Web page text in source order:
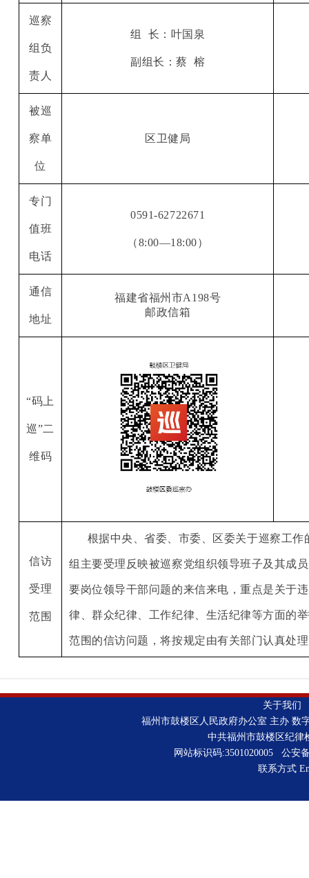
巡察
组负
责人
组 长：叶国泉
副组长：蔡 榕
被巡
察单
位
区卫健局
专门
值班
电话
0591-62722671
（8:00—18:00）
通信
地址
福建省福州市A198号
邮政信箱
“码上
巡”二
维码
信访
受理
范围
根据中央、省委、市委、区委关于巡察工
组主要受理反映被巡察党组织领导班子及其成
要岗位领导干部问题的来信来电，重点是关于
律、群众纪律、工作纪律、生活纪律等方面的
范围的信访问题，将按规定由有关部门认真处
关于我们
福州市鼓楼区人民政府办公室 主办 数
中共福州市鼓楼区纪
网站标识码:3501020005 公安
联系方式